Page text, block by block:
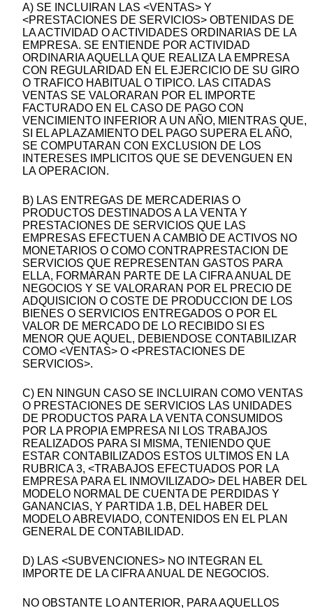
A) SE INCLUIRAN LAS <VENTAS> Y
<PRESTACIONES DE SERVICIOS> OBTENIDAS DE
LA ACTIVIDAD O ACTIVIDADES ORDINARIAS DE LA
EMPRESA. SE ENTIENDE POR ACTIVIDAD
ORDINARIA AQUELLA QUE REALIZA LA EMPRESA
CON REGULARIDAD EN EL EJERCICIO DE SU GIRO
O TRAFICO HABITUAL O TIPICO. LAS CITADAS
VENTAS SE VALORARAN POR EL IMPORTE
FACTURADO EN EL CASO DE PAGO CON
VENCIMIENTO INFERIOR A UN AÑO, MIENTRAS QUE,
SI EL APLAZAMIENTO DEL PAGO SUPERA EL AÑO,
SE COMPUTARAN CON EXCLUSION DE LOS
INTERESES IMPLICITOS QUE SE DEVENGUEN EN
LA OPERACION.
B) LAS ENTREGAS DE MERCADERIAS O
PRODUCTOS DESTINADOS A LA VENTA Y
PRESTACIONES DE SERVICIOS QUE LAS
EMPRESAS EFECTUEN A CAMBIO DE ACTIVOS NO
MONETARIOS O COMO CONTRAPRESTACION DE
SERVICIOS QUE REPRESENTAN GASTOS PARA
ELLA, FORMARAN PARTE DE LA CIFRA ANUAL DE
NEGOCIOS Y SE VALORARAN POR EL PRECIO DE
ADQUISICION O COSTE DE PRODUCCION DE LOS
BIENES O SERVICIOS ENTREGADOS O POR EL
VALOR DE MERCADO DE LO RECIBIDO SI ES
MENOR QUE AQUEL, DEBIENDOSE CONTABILIZAR
COMO <VENTAS> O <PRESTACIONES DE
SERVICIOS>.
C) EN NINGUN CASO SE INCLUIRAN COMO VENTAS
O PRESTACIONES DE SERVICIOS LAS UNIDADES
DE PRODUCTOS PARA LA VENTA CONSUMIDOS
POR LA PROPIA EMPRESA NI LOS TRABAJOS
REALIZADOS PARA SI MISMA, TENIENDO QUE
ESTAR CONTABILIZADOS ESTOS ULTIMOS EN LA
RUBRICA 3, <TRABAJOS EFECTUADOS POR LA
EMPRESA PARA EL INMOVILIZADO> DEL HABER DEL
MODELO NORMAL DE CUENTA DE PERDIDAS Y
GANANCIAS, Y PARTIDA 1.B, DEL HABER DEL
MODELO ABREVIADO, CONTENIDOS EN EL PLAN
GENERAL DE CONTABILIDAD.
D) LAS <SUBVENCIONES> NO INTEGRAN EL
IMPORTE DE LA CIFRA ANUAL DE NEGOCIOS.
NO OBSTANTE LO ANTERIOR, PARA AQUELLOS